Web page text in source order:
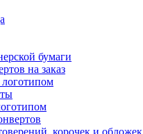
бумаги
на заказ
логотипом
корочек и обложек